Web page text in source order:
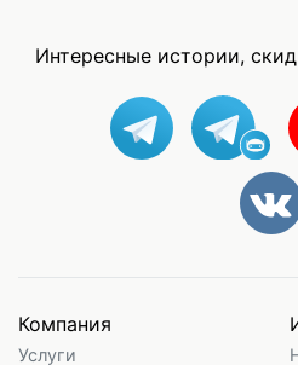
Интересные истории,
Компания
Услуги